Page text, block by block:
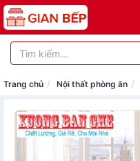
Trang chủ Nội thất phòng ăn